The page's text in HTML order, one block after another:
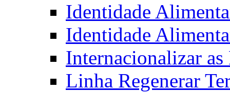
Identidade
Identidade
Internacionalizar
Linha Regenerar